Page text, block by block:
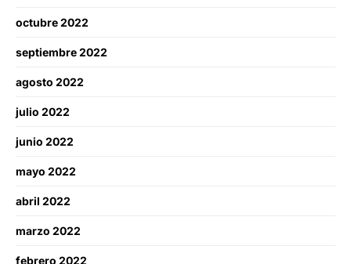
octubre 2022
septiembre 2022
agosto 2022
julio 2022
junio 2022
mayo 2022
abril 2022
marzo 2022
febrero 2022